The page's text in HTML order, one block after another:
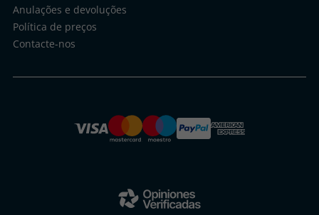
Anulações e devoluções
Política de preços
Contacte-nos